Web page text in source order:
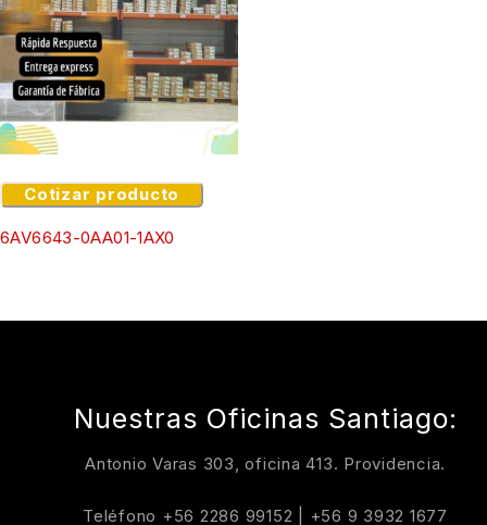
Cotizar producto
6AV6643-0AA01-1AX0
Nuestras Oficinas Santiago:
Antonio Varas 303, oficina 413. Providencia.
Teléfono +56 2286 99152 +56 9 3932 1677